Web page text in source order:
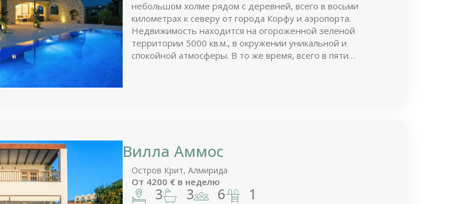
небольшом холме рядом с деревней, всего в восьми
километрах к северу от города Корфу и аэропорта.
Недвижимость находится на огороженной зеленой
территории 5000 кв.м., в окружении уникальной и
спокойной атмосферы. В то же время, всего в пяти
Вилла Аммос
Остров Крит, Алмирида
От 4200 € в неделю
3 3 6 1